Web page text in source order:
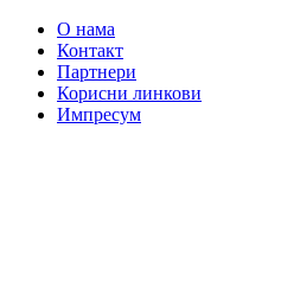
О нама
Контакт
Партнери
Корисни линкови
Импресум